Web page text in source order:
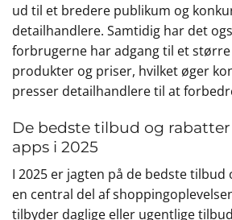
ud til et bredere publikum og
detailhandlere. Samtidig har det
forbrugerne har adgang til et
produkter og priser, hvilket øger
presser detailhandlere til at
De bedste tilbud og
apps i 2025
I 2025 er jagten på de bedste
en central del af
tilbyder daglige eller ugentlige